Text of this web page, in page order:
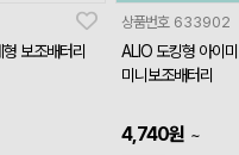
보조배터리
상품번호 633902
ALIO 도킹형 아이
미니보조배터리
4,740원 ~